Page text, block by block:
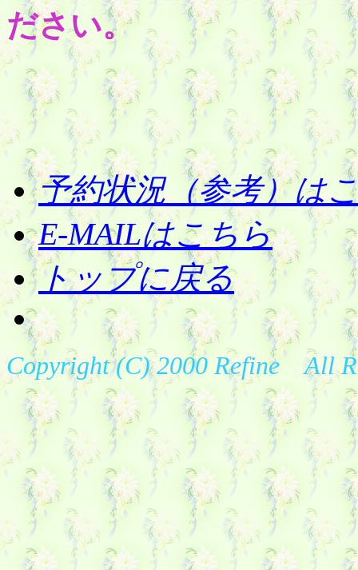
ださい。
予約状況（参考）は
E-MAILはこちら
トップに戻る
Copyright (C) 2000 Refine